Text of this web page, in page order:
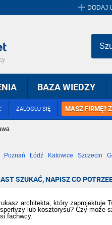
DODAJ
ZALOGUJ SIĘ MASZ FIRMĘ?
BAZA WIEDZY
Poznań Łódź Katowice Szczecin
SZUKAĆ, NAPISZ CO
architekta, który zaprojektuje
lub kosztorysu? Czy może
fachwcy.